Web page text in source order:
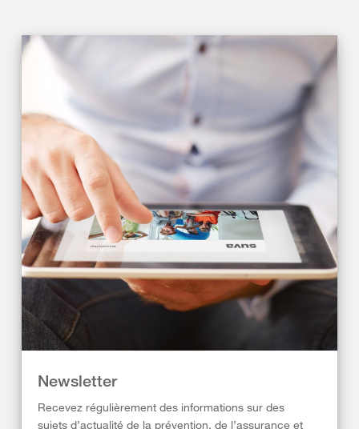
Newsletter
Recevez régulièrement des informations sur des
sujets d’actualité de la prévention, de l’assurance et